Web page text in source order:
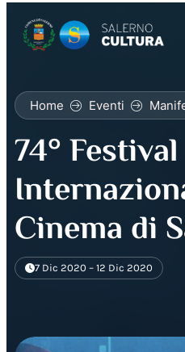
Home Eventi
74° Festival
Cinema di
7 Dic 2020 – 12 Dic 2020